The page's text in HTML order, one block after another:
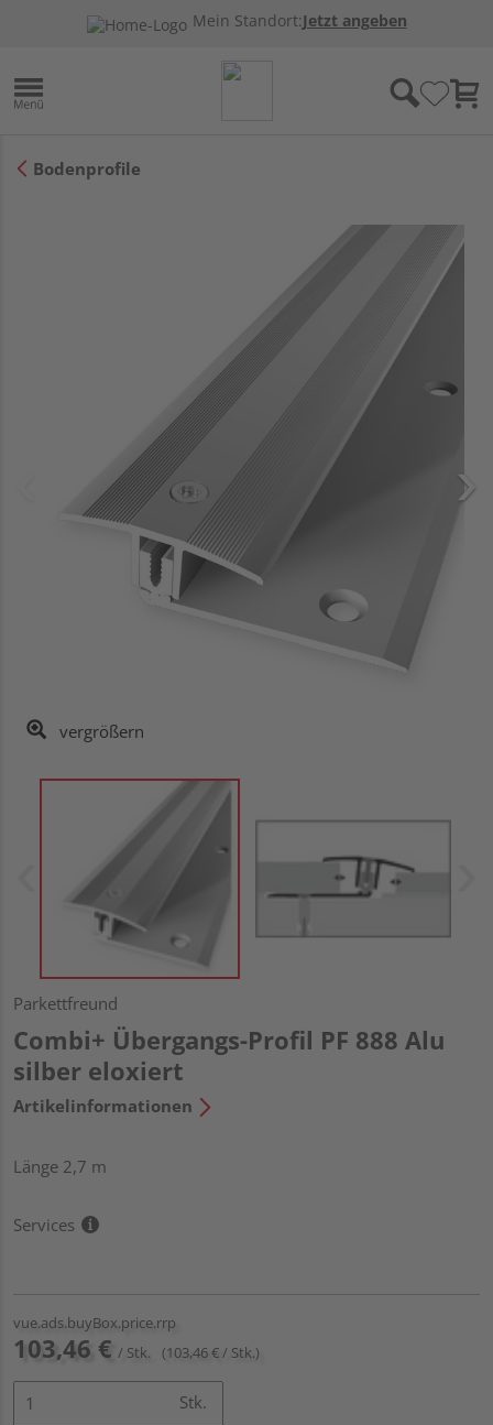
Mein Standort:Jetzt angeben
Bodenprofile
vergrößern
Parkettfreund
Combi+ Übergangs-Profil PF 888 Alu
silber eloxiert
Artikelinformationen
Länge 2,7 m
Services
vue.ads.buyBox.price.rrp
103,46 € / Stk. (103,46 € / Stk.)
Stk.